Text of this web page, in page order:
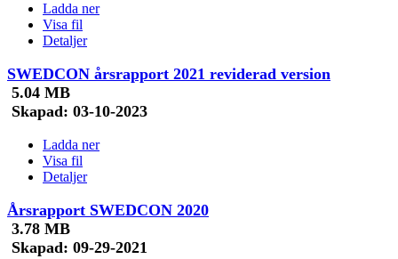
Ladda ner
Visa fil
Detaljer
SWEDCON årsrapport 2021 reviderad version
5.04 MB
Skapad: 03-10-2023
Ladda ner
Visa fil
Detaljer
Årsrapport SWEDCON 2020
3.78 MB
Skapad: 09-29-2021